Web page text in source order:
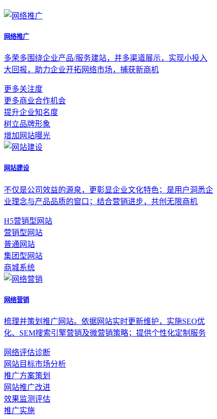
网络推广
多荣多围绕企业产品/服务建站，并多渠道展示，实现小投入
大回报，助力企业开拓网络市场，捕获新商机
更多关注度
更多商业合作机会
提升企业知名度
树立品牌形象
增加网站曝光
网站建设
不仅是公司效益的源泉，更彰显企业文化特色；是用户洞悉企
业理念与产品品质的窗口；结合营销进步，共创无限商机
H5营销型网站
营销型网站
普通网站
集团型网站
商城系统
网络营销
梳理并策划推广网站。依据网站实时更新维护，实施SEO优
化、SEM搜索引擎营销及微营销策略；提供个性化定制服务
网络评估诊断
网站目标市场分析
推广方案策划
网站推广改进
效果监测评估
推广实施